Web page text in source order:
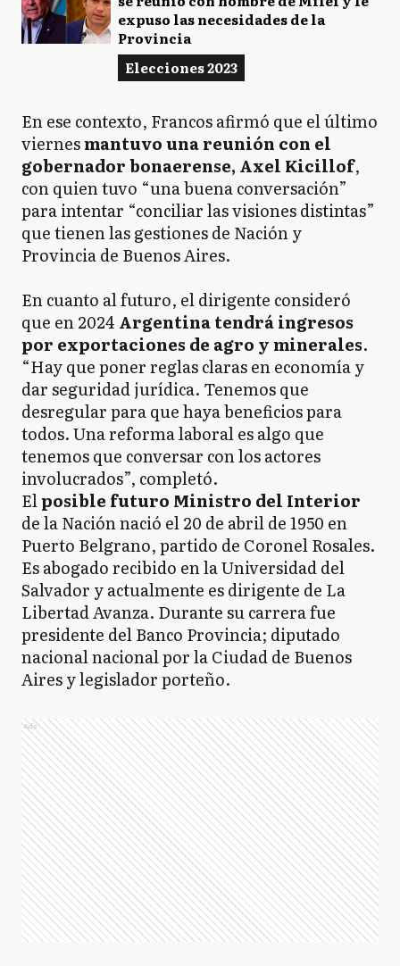
expuso las necesidades de la
Provincia
Elecciones 2023
En ese contexto, Francos afirmó que el último
viernesmantuvo una reunión con el
gobernador bonaerense, Axel Kicillof,
con quien tuvo “una buena conversación”
para intentar “conciliar las visiones distintas”
que tienen las gestiones de Nación y
Provincia de Buenos Aires.
En cuanto al futuro, el dirigente consideró
que en 2024 Argentina tendrá ingresos
por exportaciones de agro y minerales.
“Hay que poner reglas claras en economía y
dar seguridad jurídica. Tenemos que
desregular para que haya beneficios para
todos. Una reforma laboral es algo que
tenemos que conversar con los actores
involucrados”, completó.
Elposible futuro Ministro del Interior
de la Nación nació el 20 de abril de 1950 en
Puerto Belgrano, partido de Coronel Rosales.
Es abogado recibido en la Universidad del
Salvador y actualmente es dirigente de La
Libertad Avanza. Durante su carrera fue
presidente del Banco Provincia; diputado
nacional nacional por la Ciudad de Buenos
Aires y legislador porteño.
Ads